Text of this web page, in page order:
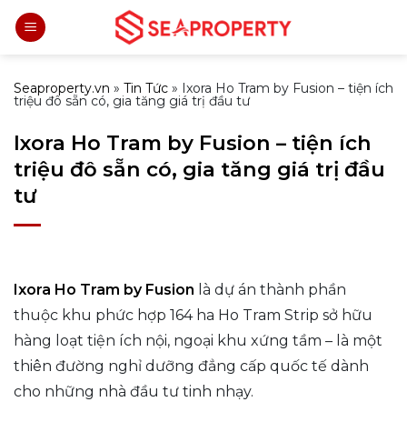
Bỏ
qua
dung
Seaproperty.vn » Tin Tức » Ixora Ho Tram by Fusion – tiện ích
triệu đô sẵn có, gia tăng giá trị đầu tư
Ixora Ho Tram by Fusion – tiện ích
triệu đô sẵn có, gia tăng giá trị đầu
tư
Ixora Ho Tram by Fusion là dự án thành phần
thuộc khu phức hợp 164 ha Ho Tram Strip sở hữu
hàng loạt tiện ích nội, ngoại khu xứng tầm – là một
thiên đường nghỉ dưỡng đẳng cấp quốc tế dành
cho những nhà đầu tư tinh nhạy.